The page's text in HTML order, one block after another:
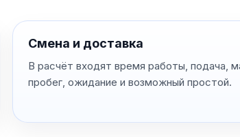
Смена и доставка
В расчёт входят время работы, подача,
пробег, ожидание и возможный простой.